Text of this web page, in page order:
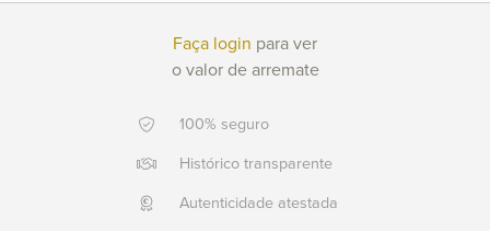
Moeda:
Ajuda?
+55
21
2553
Faça login para ver
o valor de arremate
100% seguro
Histórico transparente
Autenticidade atestada